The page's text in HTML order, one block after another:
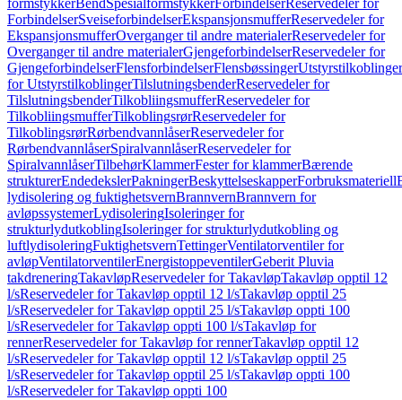
formstykkerBendSpesialformstykkerForbindelserReservedeler for
ForbindelserSveiseforbindelserEkspansjonsmufferReservedeler for
EkspansjonsmufferOverganger til andre materialerReservedeler for
Overganger til andre materialerGjengeforbindelserReservedeler for
GjengeforbindelserFlensforbindelserFlensbøssingerUtstyrstilkoblinger
for UtstyrstilkoblingerTilslutningsbenderReservedeler for
TilslutningsbenderTilkobliingsmufferReservedeler for
TilkobliingsmufferTilkoblingsrørReservedeler for
TilkoblingsrørRørbendvannlåserReservedeler for
RørbendvannlåserSpiralvannlåserReservedeler for
SpiralvannlåserTilbehørKlammerFester for klammerBærende
strukturerEndedekslerPakningerBeskyttelseskapperForbruksmateriell
lydisolering og fuktighetsvernBrannvernBrannvern for
avløpssystemerLydisoleringIsoleringer for
strukturlydutkoblingIsoleringer for strukturlydutkobling og
luftlydisoleringFuktighetsvernTettingerVentilatorventiler for
avløpVentilatorventilerEnergistoppeventilerGeberit Pluvia
takdreneringTakavløpReservedeler for TakavløpTakavløp opptil 12
l/sReservedeler for Takavløp opptil 12 l/sTakavløp opptil 25
l/sReservedeler for Takavløp opptil 25 l/sTakavløp oppti 100
l/sReservedeler for Takavløp oppti 100 l/sTakavløp for
rennerReservedeler for Takavløp for rennerTakavløp opptil 12
l/sReservedeler for Takavløp opptil 12 l/sTakavløp opptil 25
l/sReservedeler for Takavløp opptil 25 l/sTakavløp oppti 100
l/sReservedeler for Takavløp oppti 100